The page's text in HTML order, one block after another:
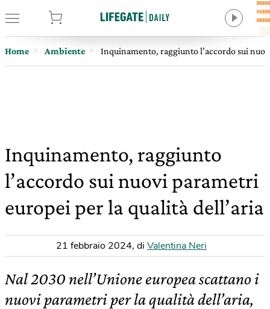
Home Ambiente Inquinamento, raggiunto l’accordo sui
Inquinamento, raggiunto
l’accordo sui nuovi parametri
europei per la qualità dell’aria
21 febbraio 2024, di Valentina Neri
Nal 2030 nell’Unione europea scattano i
nuovi parametri per la qualità dell’aria,